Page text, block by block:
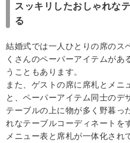
スッキリしたおしゃれな
る
結婚式では一人ひとりの席のス
くさんのペーパーアイテムがあ
うこともあります。
また、ゲストの席に席札とメニ
と、ペーパーアイテム同士のデ
テーブルの上に物が多く野暮っ
れなテーブルコーディネートを
メニュー表と席札が一体化され